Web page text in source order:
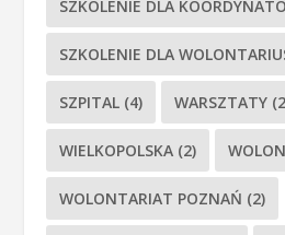
SZKOLENIE DLA
SZKOLENIE DLA
SZPITAL (4) WARSZTATY
WIELKOPOLSKA (2)
WOLONTARIAT POZNAŃ (2)